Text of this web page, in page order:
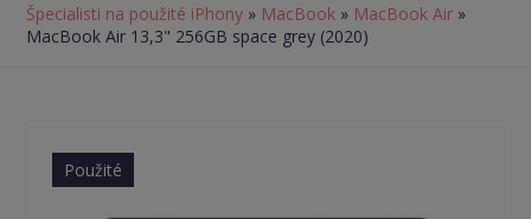
Špecialisti na použité iPhony » MacBook » MacBook Air »
MacBook Air 13,3" 256GB space grey (2020)
Použité